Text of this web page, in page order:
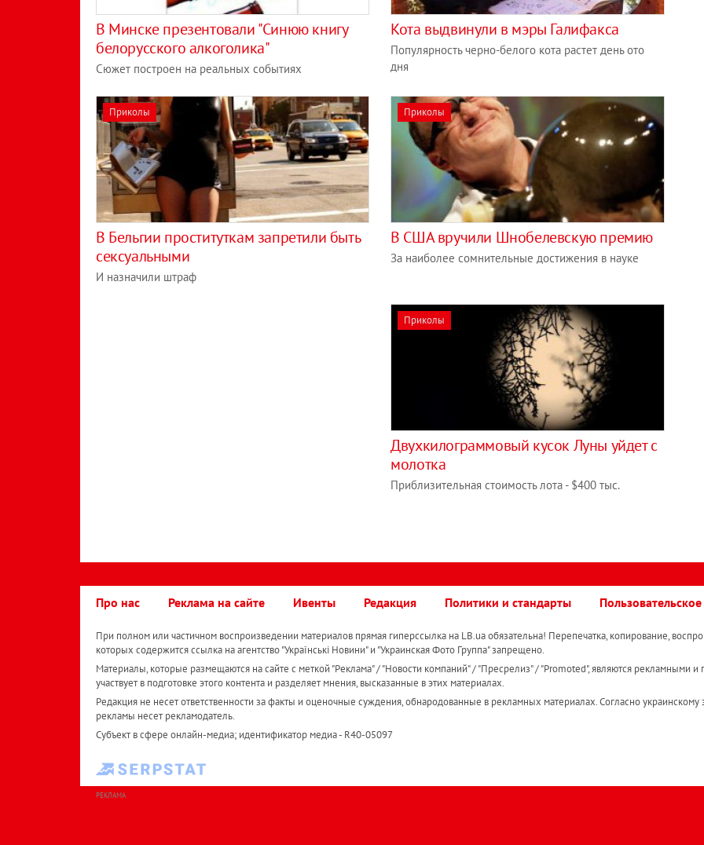
В Минске презентовали "Синюю книгу
белорусского алкоголика"
Сюжет построен на реальных событиях
Кота выдвинули в мэры Галифакса
Популярность черно-белого кота растет день ото
дня
Приколы
В Бельгии проституткам запретили быть
сексуальными
И назначили штраф
Приколы
В США вручили Шнобелевскую премию
За наиболее сомнительные достижения в науке
Приколы
Двухкилограммовый кусок Луны уйдет с
молотка
Приблизительная стоимость лота - $400 тыс.
Про нас Реклама на сайте Ивенты Редакция Политики и стандарты
При полном или частичном воспроизведении материалов прямая гиперссылка на LB.ua обязательна! Перепечатка, копирование,
которых содержится ссылка на агентство "Українськi Новини" и "Украинская Фото Группа" запрещено.
Материалы, которые размещаются на сайте с меткой "Реклама" / "Новости компаний" / "Пресрелиз" / "Promoted", являются рекламными и
участвует в подготовке этого контента и разделяет мнения, высказанные в этих материалах.
Редакция не несет ответственности за факты и оценочные суждения, обнародованные в рекламных материалах. Согласно украинскому
рекламы несет рекламодатель.
Субъект в сфере онлайн-медиа; идентификатор медиа - R40-05097
РЕКЛАМА